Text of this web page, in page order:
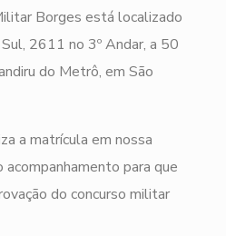
Borges está localizado
2611 no 3º Andar, a 50
do Metrô, em São
a matrícula em nossa
para que
do concurso militar